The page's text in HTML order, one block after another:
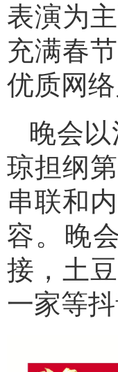
表演为
充满春
优质网
晚会
琼担纲
串联和
容。晚
接，土
一家等